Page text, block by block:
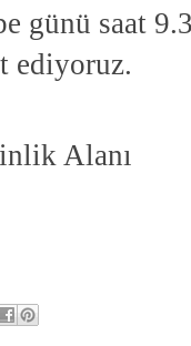
günü saat
ediyoruz.